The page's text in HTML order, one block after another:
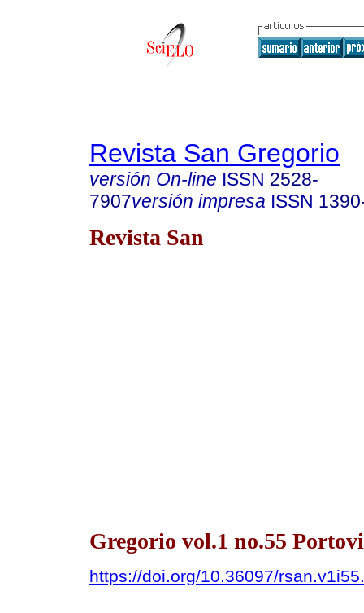
Revista San Gregorio
versión On-line ISSN 2528-
7907versión impresa ISSN
Revista San
Gregorio vol.1 no.55
https://doi.org/10.36097/